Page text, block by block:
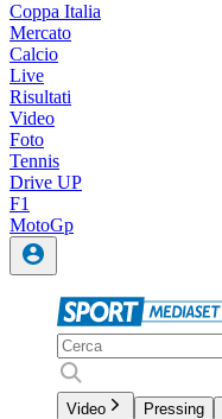
Coppa Italia
Mercato
Calcio
Live
Risultati
Video
Foto
Tennis
Drive UP
F1
MotoGp
Video Pressing